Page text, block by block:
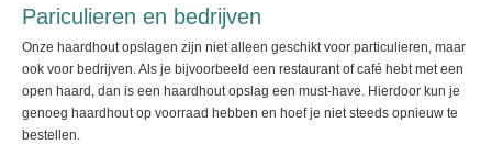
Pariculieren en bedrijven
Onze haardhout opslagen zijn niet alleen geschikt voor particulieren, maar
ook voor bedrijven. Als je bijvoorbeeld een restaurant of café hebt met een
open haard, dan is een haardhout opslag een must-have. Hierdoor kun je
genoeg haardhout op voorraad hebben en hoef je niet steeds opnieuw te
bestellen.